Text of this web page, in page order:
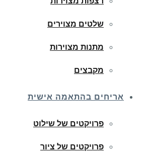
שלטים מצוירים
מתנות מצוירות
מקבצים
אריחים בהתאמה אישית
פרויקטים של שילוט
פרויקטים של ציור